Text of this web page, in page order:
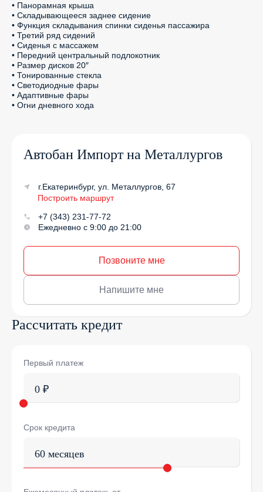
• Панорамная крыша
• Складывающееся заднее сидение
• Функция складывания спинки сиденья пассажира
• Третий ряд сидений
• Сиденья с массажем
• Передний центральный подлокотник
• Размер дисков 20″
• Тонированные стекла
• Светодиодные фары
• Адаптивные фары
• Огни дневного хода
Автобан Импорт на Металлургов
г.Екатеринбург, ул. Металлургов, 67
Построить маршрут
+7 (343) 231-77-72
Ежедневно с 9:00 до 21:00
Позвоните мне
Напишите мне
Рассчитать кредит
Первый платеж
0 ₽
Срок кредита
60 месяцев